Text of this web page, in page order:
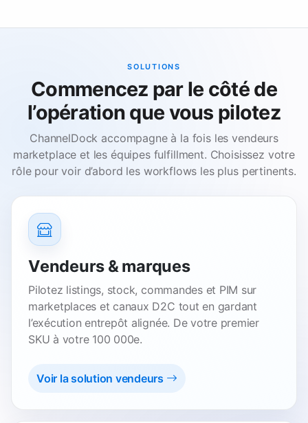
SOLUTIONS
Commencez par le côté de
l’opération que vous pilotez
ChannelDock accompagne à la fois les vendeurs
marketplace et les équipes fulfillment. Choisissez votre
rôle pour voir d’abord les workflows les plus pertinents.
Vendeurs & marques
Pilotez listings, stock, commandes et PIM sur
marketplaces et canaux D2C tout en gardant
l’exécution entrepôt alignée. De votre premier
SKU à votre 100 000e.
Voir la solution vendeurs